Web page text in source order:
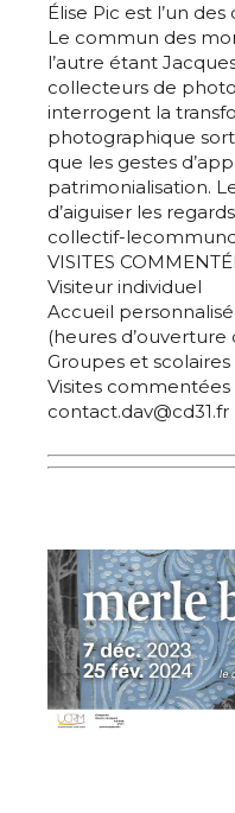
Statut / Organisation
J'accepte lestermes
* Champ obligatoire
Adresse email*
Nom
Prénom
Statut / Organisation
J'accepte les termes
* Champ obligatoire
Élise Pic est l’un
Le commun des
l’autre étant
collecteurs de
interrogent la
photographique
que les gestes
patrimonialisation.
d’aiguiser les
collectif-
VISITES
Visiteur individuel
Accueil
(heures d’ouverture
Groupes et scolaires
Visites commentées
contact.dav@cd31.fr